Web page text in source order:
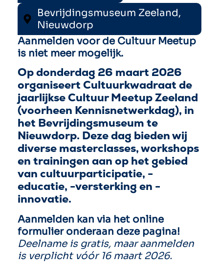
Aanmelden voor de Cultuur Meetup
is niet meer mogelijk.
Op donderdag 26 maart 2026
organiseert Cultuurkwadraat de
jaarlijkse Cultuur Meetup Zeeland
(voorheen Kennisnetwerkdag), in
het Bevrijdingsmuseum te
Nieuwdorp. Deze dag bieden wij
diverse masterclasses, workshops
en trainingen aan op het gebied
van cultuurparticipatie, -
educatie, -versterking en -
innovatie.
Aanmelden kan via het online
formulier onderaan deze pagina!
Deelname is gratis, maar aanmelden
is verplicht vóór 16 maart 2026.
Bevrijdingsmuseum Zeeland,
Nieuwdorp